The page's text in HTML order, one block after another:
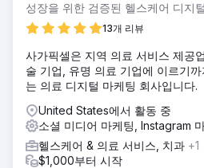
성장을 위한 검증된 헬스케어 디지
13개 리뷰
사가픽셀은 지역 의료 서비스 제공
술 기업, 유명 의료 기업에 이르기
는 의료 디지털 마케팅 회사입니다.
United States에서 활동 중
소셜 미디어 마케팅, Instagram
헬스케어 & 의료 서비스, 치과 +1
$1,000부터 시작